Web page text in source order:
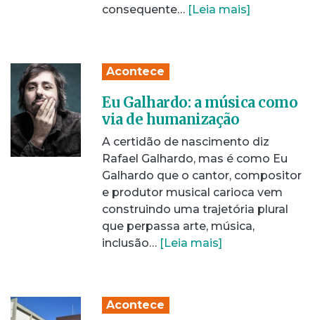
consequente… [Leia mais]
Acontece
Eu Galhardo: a música como
via de humanização
A certidão de nascimento diz
Rafael Galhardo, mas é como Eu
Galhardo que o cantor, compositor
e produtor musical carioca vem
construindo uma trajetória plural
que perpassa arte, música,
inclusão… [Leia mais]
Acontece